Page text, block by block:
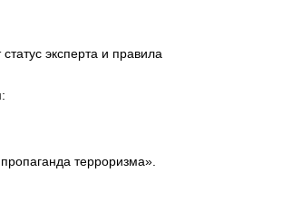
эксперта и правила
терроризма».